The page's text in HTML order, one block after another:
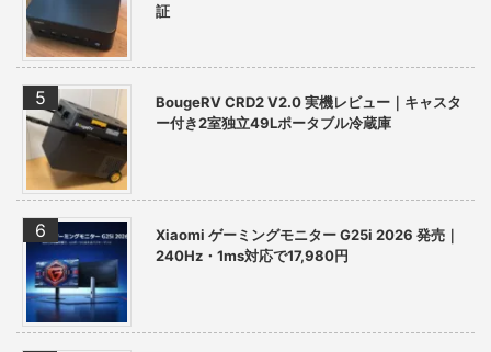
証
BougeRV CRD2 V2.0 実機レビュー｜キャスタ
ー付き2室独立49Lポータブル冷蔵庫
Xiaomi ゲーミングモニター G25i 2026 発売｜
240Hz・1ms対応で17,980円